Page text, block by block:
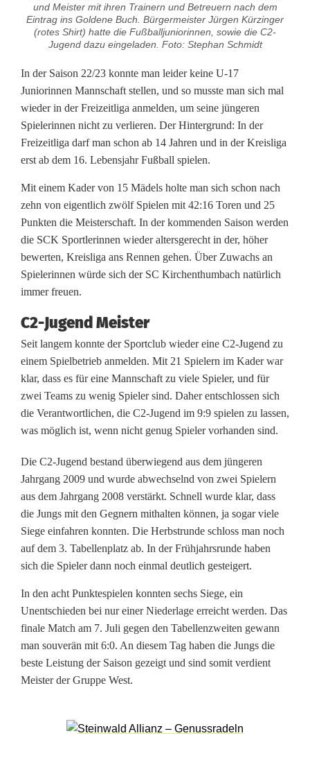
f
ü
r
d
e
F
u
ß
a
l
l
e
i
n
n
e
n
u
n
d
F
und Meister mit ihren Trainern und Betreuern nach dem
Eintrag ins Goldene Buch. Bürgermeister Jürgen Kürzinger
(rotes Shirt) hatte die Fußballjuniorinnen, sowie die C2-
Jugend dazu eingeladen. Foto: Stephan Schmidt
In der Saison 22/23 konnte man leider keine U-17
Juniorinnen Mannschaft stellen, und so musste man sich mal
wieder in der Freizeitliga anmelden, um seine jüngeren
Spielerinnen nicht zu verlieren. Der Hintergrund: In der
Freizeitliga darf man schon ab 14 Jahren und in der Kreisliga
erst ab dem 16. Lebensjahr Fußball spielen.
Mit einem Kader von 15 Mädels holte man sich schon nach
zehn von eigentlich zwölf Spielen mit 42:16 Toren und 25
Punkten die Meisterschaft. In der kommenden Saison werden
die SCK Sportlerinnen wieder altersgerecht in der, höher
bewerten, Kreisliga ans Rennen gehen. Über Zuwachs an
Spielerinnen würde sich der SC Kirchenthumbach natürlich
immer freuen.
C2-Jugend Meister
Seit langem konnte der Sportclub wieder eine C2-Jugend zu
einem Spielbetrieb anmelden. Mit 21 Spielern im Kader war
klar, dass es für eine Mannschaft zu viele Spieler, und für
zwei Teams zu wenig Spieler sind. Daher entschlossen sich
die Verantwortlichen, die C2-Jugend im 9:9 spielen zu lassen,
was möglich ist, wenn nicht genug Spieler vorhanden sind.
Die C2-Jugend bestand überwiegend aus dem jüngeren
Jahrgang 2009 und wurde abwechselnd von zwei Spielern
aus dem Jahrgang 2008 verstärkt. Schnell wurde klar, dass
die Jungs mit den Gegnern mithalten können, ja sogar viele
Siege einfahren konnten. Die Herbstrunde schloss man noch
auf dem 3. Tabellenplatz ab. In der Frühjahrsrunde haben
sich die Spieler dann noch einmal deutlich gesteigert.
In den acht Punktespielen konnten sechs Siege, ein
Unentschieden bei nur einer Niederlage erreicht werden. Das
finale Match am 7. Juli gegen den Tabellenzweiten gewann
man souverän mit 6:0. An diesem Tag haben die Jungs die
beste Leistung der Saison gezeigt und sind somit verdient
Meister der Gruppe West.